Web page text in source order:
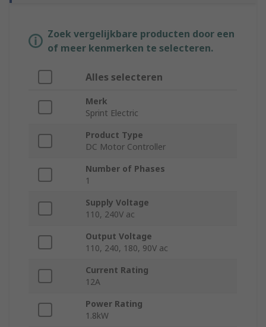
Zoek vergelijkbare producten door een
of meer kenmerken te selecteren.
Alles selecteren
Merk
Sprint Electric
Product Type
DC Motor Controller
Number of Phases
1
Supply Voltage
110, 240V ac
Output Voltage
110, 240, 180, 90V ac
Current Rating
12A
Power Rating
1.8kW